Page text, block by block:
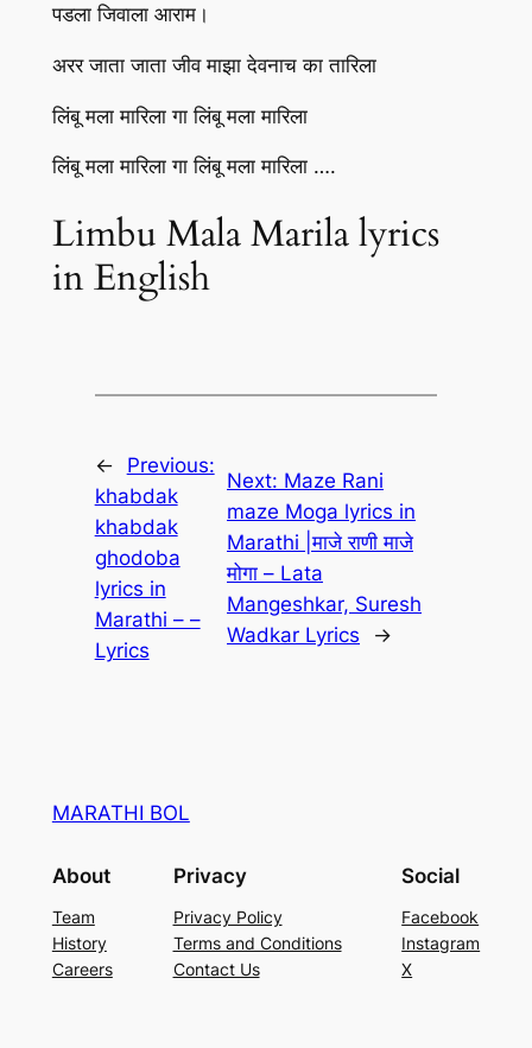
पडला जिवाला आराम।
अरर जाता जाता जीव माझा देवनाच का तारिला
लिंबू मला मारिला गा लिंबू मला मारिला
लिंबू मला मारिला गा लिंबू मला मारिला ….
Limbu Mala Marila lyrics
in English
←
Previous:
khabdak
khabdak
ghodoba
lyrics in
Marathi – –
Lyrics
Next: Maze Rani
maze Moga lyrics in
Marathi |माजे राणी माजे
मोगा – Lata
Mangeshkar, Suresh
Wadkar Lyrics
→
MARATHI BOL
About
Team
History
Careers
Privacy
Privacy Policy
Terms and Conditions
Contact Us
Social
Facebook
Instagram
X